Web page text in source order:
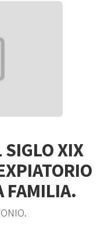
SIGLO XIX
FAMILIA.